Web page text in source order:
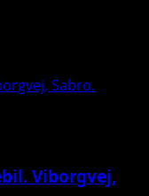
Sabro.
Viborgvej,